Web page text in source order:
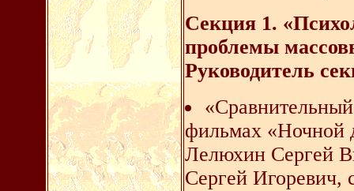
Секция 1.
проблемы
Руководитель
фильмах «Ночной
Лелюхин Сергей
Сергей Игоревич,